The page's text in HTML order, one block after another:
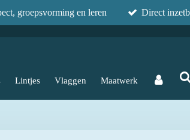
groepsvorming en leren Direct
Lintjes Vlaggen Maatwerk